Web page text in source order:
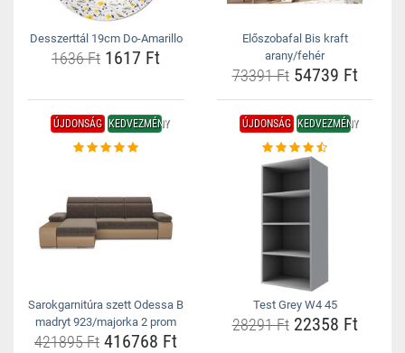
Desszerttál 19cm Do-Amarillo
1636 Ft 1617 Ft
Előszobafal Bis kraft
arany/fehér
73391 Ft54739 Ft
ÚJDONSÁG KEDVEZMÉNY
Sarokgarnitúra szett Odessa B
madryt 923/majorka 2 prom
421895 Ft 416768 Ft
ÚJDONSÁG KEDVEZMÉNY
Test Grey W4 45
28291 Ft22358 Ft